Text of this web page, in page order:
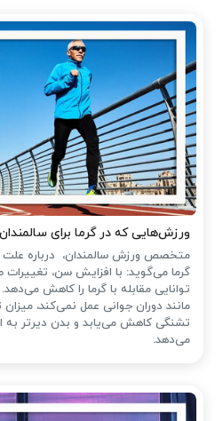
ورزش‌هایی که در گرما برای
متخصص ورزش سالمندان، درباره
گرما می‌گوید: با افزایش سن،
توانایی مقابله با گرما را کاهش
مانند دوران جوانی عمل نمی‌کند،
تشنگی کاهش می‌یابد و بدن دیرتر به
می‌دهد.